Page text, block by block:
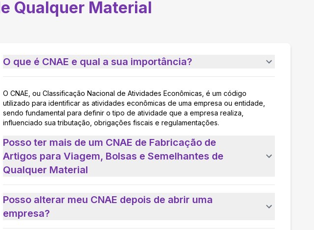
Qualquer Material
O que é CNAE e qual a sua importância?
O CNAE, ou Classificação Nacional de Atividades Econômicas, é um código
utilizado para identificar as atividades econômicas de uma empresa ou entidade,
sendo fundamental para definir o tipo de atividade que a empresa realiza,
influenciado sua tributação, obrigações fiscais e regulamentações.
Posso ter mais de um CNAE de Fabricação de
Artigos para Viagem, Bolsas e Semelhantes de
Qualquer Material
Posso alterar meu CNAE depois de abrir uma
empresa?